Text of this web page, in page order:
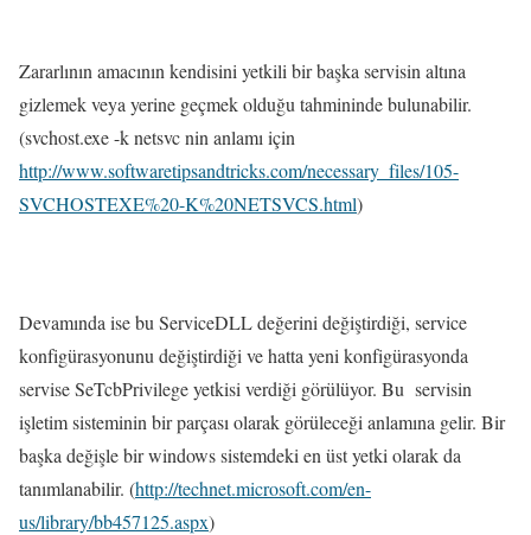
Zararlının amacının kendisini yetkili bir başka servisin altına
gizlemek veya yerine geçmek olduğu tahmininde bulunabilir.
(svchost.exe -k netsvc nin anlamı için
http://www.softwaretipsandtricks.com/necessary_files/105-
SVCHOSTEXE%20-K%20NETSVCS.html)
Devamında ise bu ServiceDLL değerini değiştirdiği, service
konfigürasyonunu değiştirdiği ve hatta yeni konfigürasyonda
servise SeTcbPrivilege yetkisi verdiği görülüyor. Bu servisin
işletim sisteminin bir parçası olarak görüleceği anlamına gelir. Bir
başka değişle bir windows sistemdeki en üst yetki olarak da
tanımlanabilir. (http://technet.microsoft.com/en-
us/library/bb457125.aspx)